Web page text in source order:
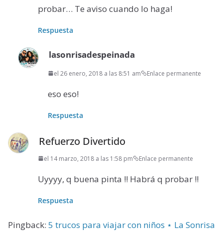
probar… Te aviso cuando lo haga!
Respuesta
lasonrisadespeinada
el 26 enero, 2018 a las 8:51 am Enlace permanente
eso eso!
Respuesta
Refuerzo Divertido
el 14 marzo, 2018 a las 1:58 pm Enlace permanente
Uyyyy, q buena pinta !! Habrá q probar !!
Respuesta
Pingback: 5 trucos para viajar con niños ⋆ La Sonrisa